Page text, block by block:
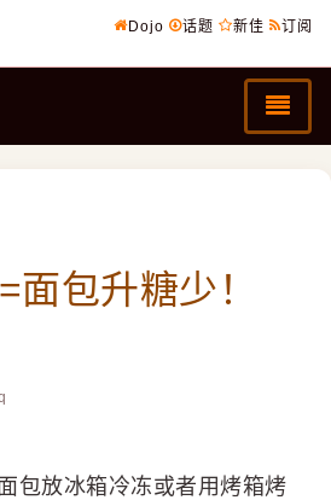
Dojo 话题 新佳 订阅
面包升糖少！
包放冰箱冷冻或者用烤箱烤